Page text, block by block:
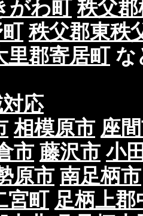
がわ町 秩父
秩父郡東秩
里郡寄居町な
応
相模原市 座
市 藤沢市 小
原市 南足柄市
宮町 足柄上郡